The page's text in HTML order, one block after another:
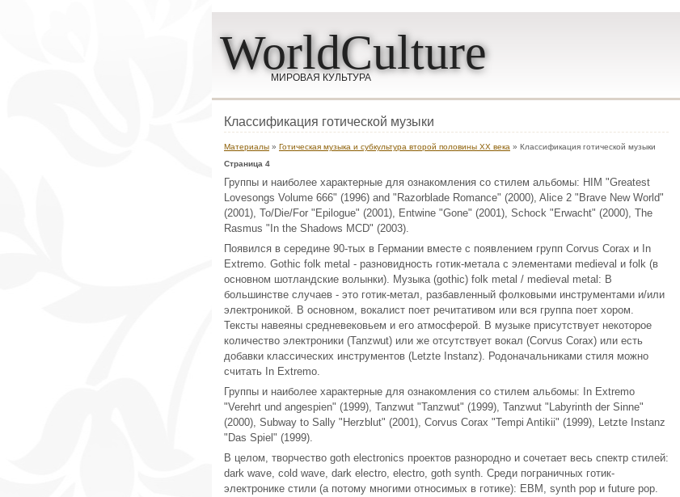
WorldCulture
МИРОВАЯ КУЛЬТУРА
Классификация готической музыки
Материалы » Готическая музыка и субкультура второй половины ХХ века » Классификация готической музыки
Страница 4
Группы и наиболее характерные для ознакомления со стилем альбомы: HIM "Greatest
Lovesongs Volume 666" (1996) and "Razorblade Romance" (2000), Alice 2 "Brave New World"
(2001), To/Die/For "Epilogue" (2001), Entwine "Gone" (2001), Schock "Erwacht" (2000), The
Rasmus "In the Shadows MCD" (2003).
Появился в середине 90-тых в Германии вместе с появлением групп Corvus Corax и In
Extremo. Gothic folk metal - разновидность готик-метала с элементами medieval и folk (в
основном шотландские волынки). Музыка (gothic) folk metal / medieval metal: В
большинстве случаев - это готик-метал, разбавленный фолковыми инструментами и/или
электроникой. В основном, вокалист поет речитативом или вся группа поет хором.
Тексты навеяны средневековьем и его атмосферой. В музыке присутствует некоторое
количество электроники (Tanzwut) или же отсутствует вокал (Corvus Corax) или есть
добавки классических инструментов (Letzte Instanz). Родоначальниками стиля можно
считать In Extremo.
Группы и наиболее характерные для ознакомления со стилем альбомы: In Extremo
"Verehrt und angespien" (1999), Tanzwut "Tanzwut" (1999), Tanzwut "Labyrinth der Sinne"
(2000), Subway to Sally "Herzblut" (2001), Corvus Corax "Tempi Antikii" (1999), Letzte Instanz
"Das Spiel" (1999).
В целом, творчество goth electronics проектов разнородно и сочетает весь спектр стилей:
dark wave, cold wave, dark electro, electro, goth synth. Среди пограничных готик-
электронике стили (а потому многими относимых в готике): EBM, synth pop и future pop.